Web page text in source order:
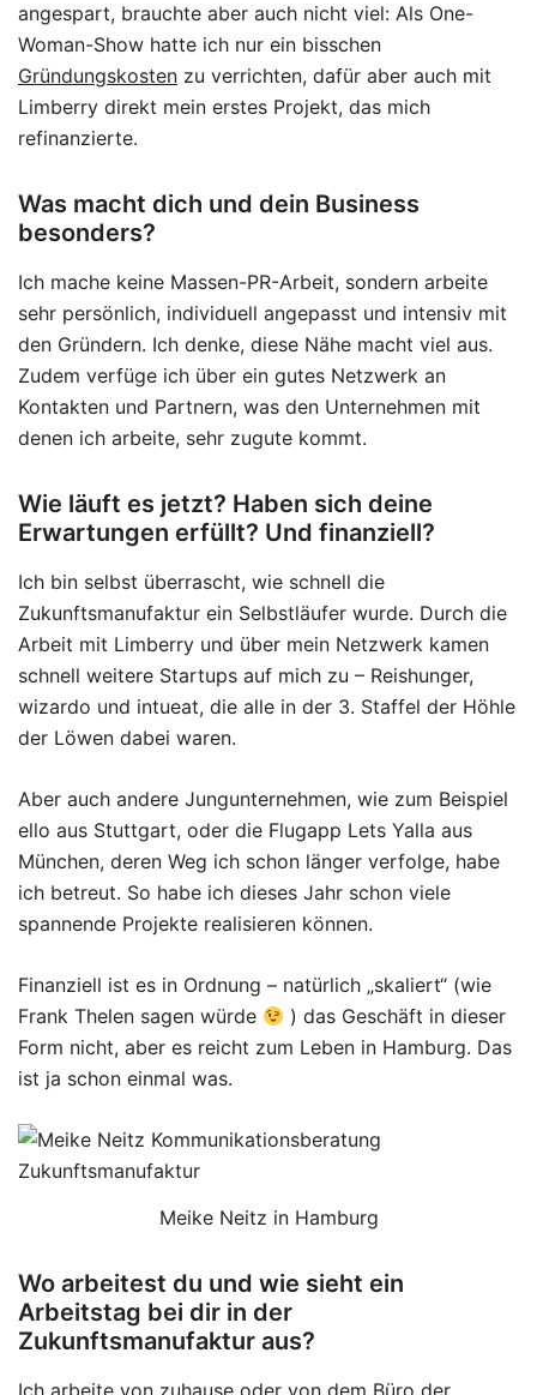
angespart, brauchte aber auch nicht viel: Als One-
Woman-Show hatte ich nur ein bisschen
Gründungskosten zu verrichten, dafür aber auch mit
Limberry direkt mein erstes Projekt, das mich
refinanzierte.
Was macht dich und dein Business
besonders?
Ich mache keine Massen-PR-Arbeit, sondern arbeite
sehr persönlich, individuell angepasst und intensiv mit
den Gründern. Ich denke, diese Nähe macht viel aus.
Zudem verfüge ich über ein gutes Netzwerk an
Kontakten und Partnern, was den Unternehmen mit
denen ich arbeite, sehr zugute kommt.
Wie läuft es jetzt? Haben sich deine
Erwartungen erfüllt? Und finanziell?
Ich bin selbst überrascht, wie schnell die
Zukunftsmanufaktur ein Selbstläufer wurde. Durch die
Arbeit mit Limberry und über mein Netzwerk kamen
schnell weitere Startups auf mich zu – Reishunger,
wizardo und intueat, die alle in der 3. Staffel der Höhle
der Löwen dabei waren.
Aber auch andere Jungunternehmen, wie zum Beispiel
ello aus Stuttgart, oder die Flugapp Lets Yalla aus
München, deren Weg ich schon länger verfolge, habe
ich betreut. So habe ich dieses Jahr schon viele
spannende Projekte realisieren können.
Finanziell ist es in Ordnung – natürlich „skaliert“ (wie
Frank Thelen sagen würde
) das Geschäft in dieser
Form nicht, aber es reicht zum Leben in Hamburg. Das
ist ja schon einmal was.
Meike Neitz in Hamburg
Wo arbeitest du und wie sieht ein
Arbeitstag bei dir in der
Zukunftsmanufaktur aus?